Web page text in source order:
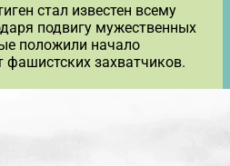
стал известен всему
подвигу мужественных
положили начало
захватчиков.